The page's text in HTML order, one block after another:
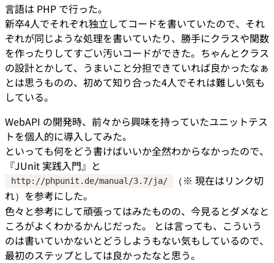
言語は PHP で行った。
新卒4人でそれぞれ独立してコードを書いていたので、それ
ぞれが同じような処理を書いていたり、勝手にクラスや関数
を作ったりしてすごい汚いコードができた。ちゃんとクラス
の設計とかして、うまいこと分担できていれば良かったなぁ
とは思うものの、初めて知り合った4人でそれは難しい気も
している。
WebAPI の開発時、前々から興味を持っていたユニットテス
トを個人的に導入してみた。
といっても何をどう書けばいいか全然わからなかったので、
『JUnit 実践入門』と
http://phpunit.de/manual/3.7/ja/
（※ 現在はリンク切
れ）を参考にした。
色々と参考にして頑張ってはみたものの、今見るとダメなと
ころがよくわかるかんじだった。 とは言っても、こういう
のは書いていかないとどうしようもない気もしているので、
最初のステップとしては良かったなと思う。